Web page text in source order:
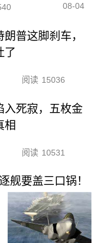
08-04
普这脚刹车，
了
阅读 15036
入死寂，五枚金
相
阅读 10531
舰要盖三口锅！